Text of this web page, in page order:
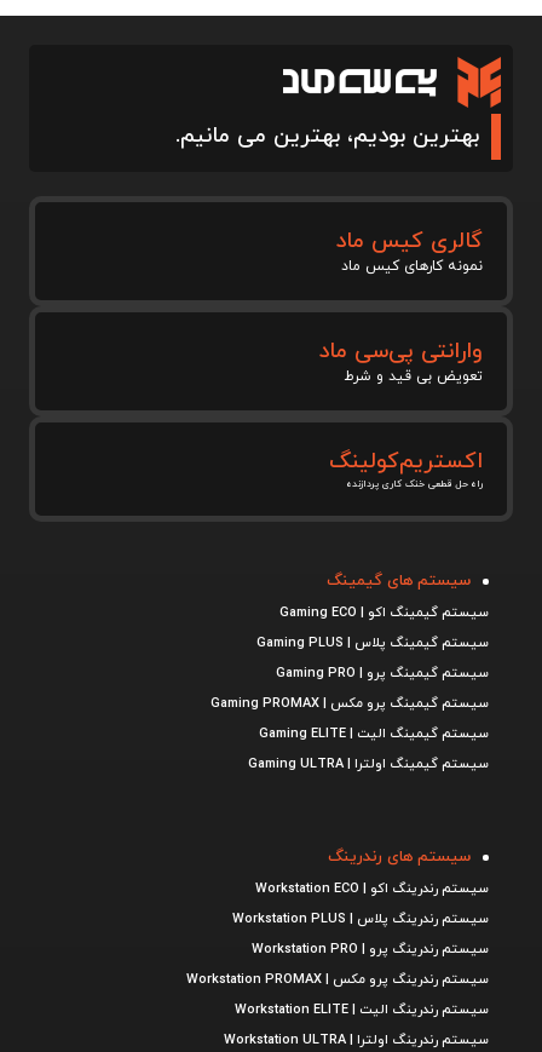
بهترین بودیم، بهترین می مانیم.
گالری کیس ماد
نمونه کارهای کیس ماد
وارانتی پی‌سی ماد
تعویض بی قید و شرط
اکستریم‌کولینگ
راه حل قطعی خنک کاری پردازنده
سیستم های گیمینگ
سیستم گیمینگ اکو | Gaming ECO
سیستم گیمینگ پلاس | Gaming PLUS
سیستم گیمینگ پرو | Gaming PRO
سیستم گیمینگ پرو مکس | Gaming PROMAX
سیستم گیمینگ الیت | Gaming ELITE
سیستم گیمینگ اولترا | Gaming ULTRA
سیستم های رندرینگ
سیستم رندرینگ اکو | Workstation ECO
سیستم رندرینگ پلاس | Workstation PLUS
سیستم رندرینگ پرو | Workstation PRO
سیستم رندرینگ پرو مکس | Workstation PROMAX
سیستم رندرینگ الیت | Workstation ELITE
سیستم رندرینگ اولترا | Workstation ULTRA